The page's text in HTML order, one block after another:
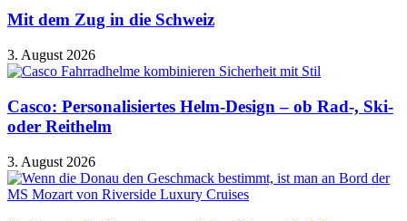
Mit dem Zug in die Schweiz
3. August 2026
Casco: Personalisiertes Helm-Design – ob Rad-, Ski-
oder Reithelm
3. August 2026